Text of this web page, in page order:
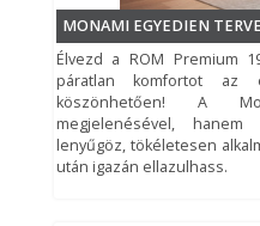
aladin easy touch:
applikációval
történő
irányíthatóság:
szövetbevonat
ágykeretre:
MONAMI EGYEDIEN
Élvezd a ROM Premium
páratlan komfortot az
köszönhetően! A
megjelenésével,
lenyűgöz, tökéletesen
után igazán ellazulhass.